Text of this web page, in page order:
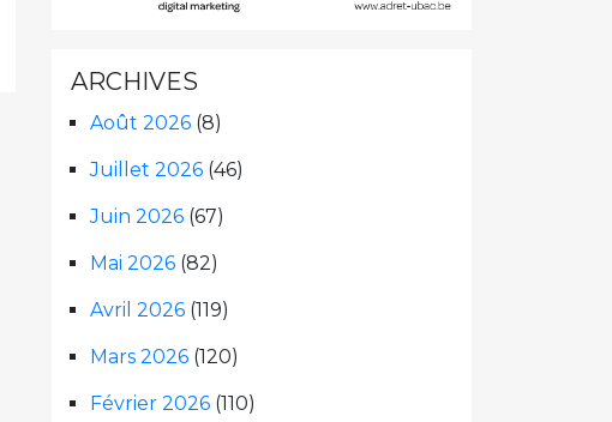
ARCHIVES
Août 2026 (8)
Juillet 2026 (46)
Juin 2026 (67)
Mai 2026 (82)
Avril 2026 (119)
Mars 2026 (120)
Février 2026 (110)